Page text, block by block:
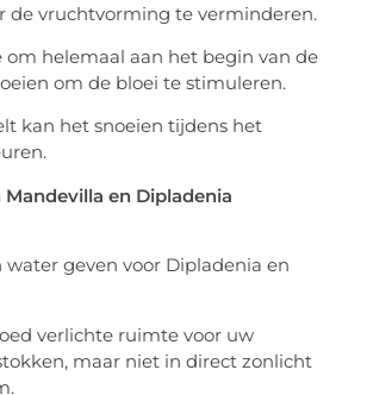
de vruchtvorming te verminderen.
om helemaal aan het begin van de
om de bloei te stimuleren.
kan het snoeien tijdens het
en Dipladenia
geven voor Dipladenia en
verlichte ruimte voor uw
maar niet in direct zonlicht